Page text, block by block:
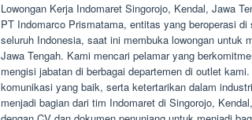
Lowongan Kerja Indomaret Singorojo, Kendal, Jawa
PT Indomarco Prismatama, entitas yang beroperasi
seluruh Indonesia, saat ini membuka lowongan untuk
Jawa Tengah. Kami mencari pelamar yang
mengisi jabatan di berbagai departemen di outlet
komunikasi yang baik, serta ketertarikan dalam
menjadi bagian dari tim Indomaret di Singorojo,